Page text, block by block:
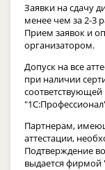
Заявки на сдачу
менее чем за 2-3
Прием заявок и
организатором.
Допуск на все
при наличии
Партнерам,
аттестации,
Подтверждение
выдается фирмой